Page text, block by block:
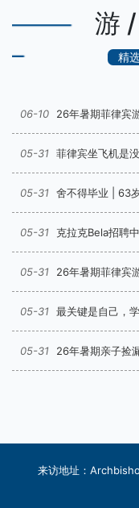
游
精
06-10 26年暑期菲律宾
05-31 菲律宾坐飞机是没
05-31 舍不得毕业 | 63
05-31 克拉克Bela招聘
05-31 26年暑期菲律宾
05-31 最关键是自己，学霸
05-31 26年暑期亲子捡
来访地址：